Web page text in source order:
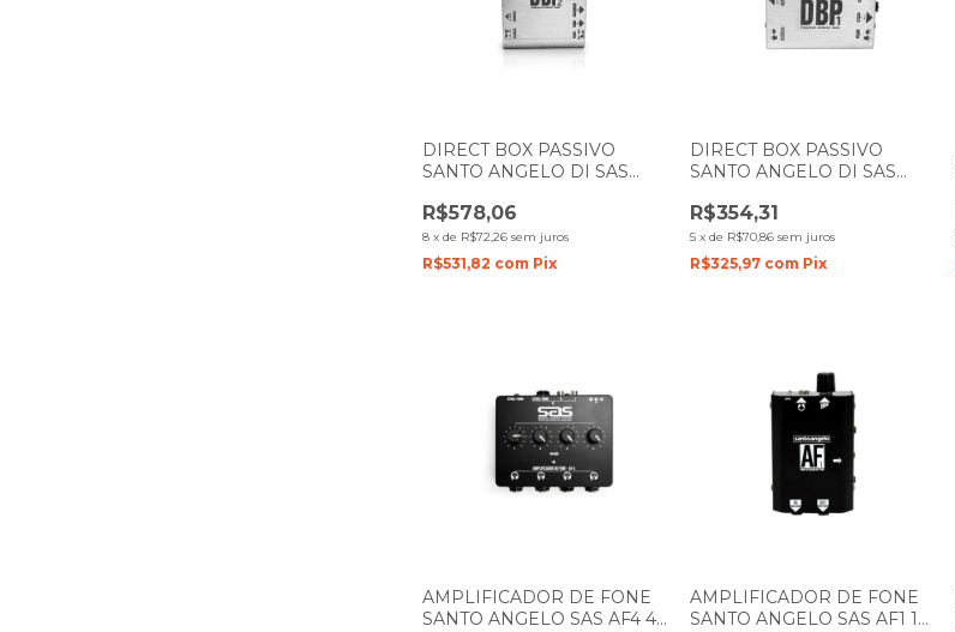
DIRECT BOX PASSIVO
SANTO ANGELO DI SAS
R$578,06
8 xde R$72,26 sem juros
R$531,82 com Pix
DIRECT BOX PASSIVO
SANTO ANGELO DI SAS
R$354,31
5 x de R$70,86 sem juros
R$325,97 com Pix
AMPLIFICADOR DE FONE
SANTO ANGELO SAS AF4 4
AMPLIFICADOR DE FONE
SANTO ANGELO SAS AF1 1